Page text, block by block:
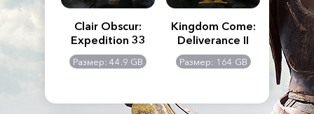
Creed
Clair Obscur:
Expedition 33
Размер: 44.9 GB
Kingdom Come:
Deliverance II
Размер: 164 GB
The